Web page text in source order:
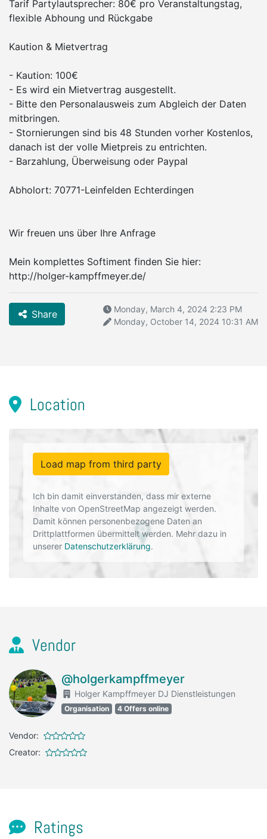
Tarif Partylautsprecher: 80€ pro Veranstaltungstag,
flexible Abhoung und Rückgabe
Kaution & Mietvertrag
- Kaution: 100€
- Es wird ein Mietvertrag ausgestellt.
- Bitte den Personalausweis zum Abgleich der Daten
mitbringen.
- Stornierungen sind bis 48 Stunden vorher Kostenlos,
danach ist der volle Mietpreis zu entrichten.
- Barzahlung, Überweisung oder Paypal
Abholort: 70771-Leinfelden Echterdingen
Wir freuen uns über Ihre Anfrage
Mein komplettes Softiment finden Sie hier:
http://holger-kampffmeyer.de/
Share
Monday, March 4, 2024 2:23 PM
Monday, October 14, 2024 10:31 AM
Location
Load map from third party
Ich bin damit einverstanden, dass mir externe
Inhalte von OpenStreetMap angezeigt werden.
Damit können personenbezogene Daten an
Drittplattformen übermittelt werden. Mehr dazu in
unserer Datenschutzerklärung.
Vendor
@holgerkampffmeyer
Holger Kampffmeyer DJ Dienstleistungen
Organisation 4 Offers online
Vendor:
Creator:
Ratings